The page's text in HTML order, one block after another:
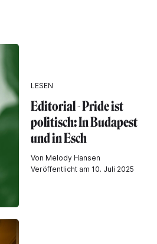
LESEN
Editorial - Pride ist
politisch: In Budapest
und in Esch
Von Melody Hansen
Veröffentlicht am 10. Juli 2025